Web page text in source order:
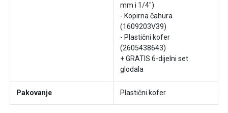
mm i 1/4")
- Kopirna čahura
(1609203V39)
- Plastični kofer
(2605438643)
+ GRATIS 6-dijelni set
glodala
Pakovanje Plastični kofer